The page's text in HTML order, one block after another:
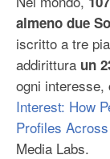
almeno due
iscritto a tre
addirittura un
ogni interesse,
Interest: How
Profiles
Media Labs.